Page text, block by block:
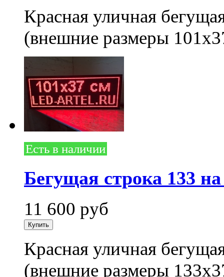
Красная уличная
(внешние размеры
Есть в наличии
Бегущая строка 133
11 600 руб
Красная уличная
(внешние размеры